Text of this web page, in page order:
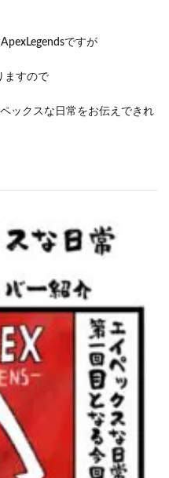
ですが
ますので
ックスな日常をお伝えできれ